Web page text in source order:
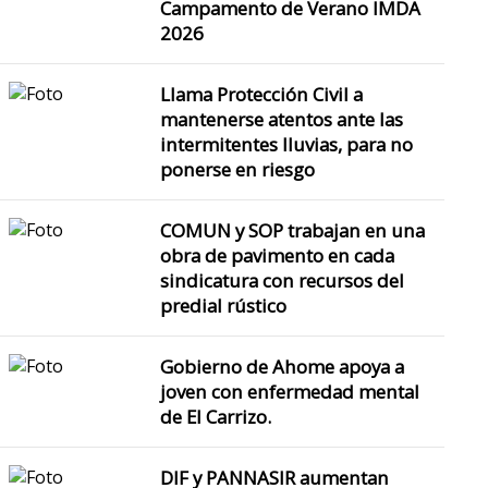
Campamento de Verano IMDA
2026
Llama Protección Civil a
mantenerse atentos ante las
intermitentes lluvias, para no
ponerse en riesgo
COMUN y SOP trabajan en una
obra de pavimento en cada
sindicatura con recursos del
predial rústico
Gobierno de Ahome apoya a
joven con enfermedad mental
de El Carrizo.
DIF y PANNASIR aumentan